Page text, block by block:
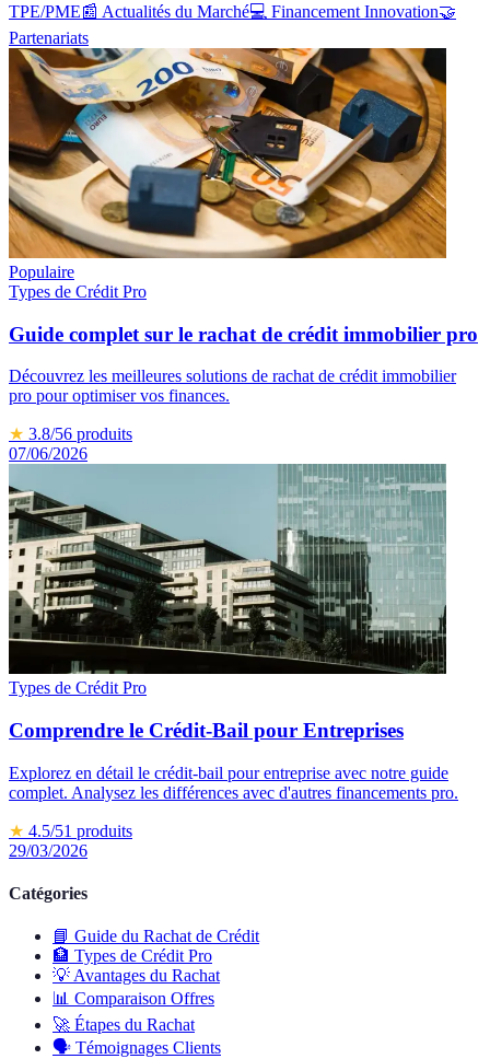
TPE/PME📰 Actualités du Marché💻 Financement Innovation🤝
Partenariats
Populaire
Types de Crédit Pro
Guide complet sur le rachat de crédit immobilier pro
Découvrez les meilleures solutions de rachat de crédit immobilier
pro pour optimiser vos finances.
★ 3.8/56 produits
07/06/2026
Types de Crédit Pro
Comprendre le Crédit-Bail pour Entreprises
Explorez en détail le crédit-bail pour entreprise avec notre guide
complet. Analysez les différences avec d'autres financements pro.
★ 4.5/51 produits
29/03/2026
Catégories
📘 Guide du Rachat de Crédit
🏦 Types de Crédit Pro
💡 Avantages du Rachat
📊 Comparaison Offres
🚀 Étapes du Rachat
🗣️ Témoignages Clients